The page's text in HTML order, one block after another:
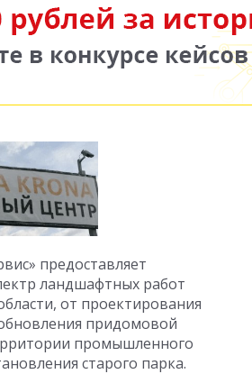
предоставляет
ландшафтных работ
от проектирования
придомовой
промышленного
старого парка.